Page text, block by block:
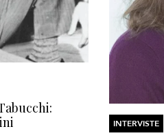
INTERVISTE